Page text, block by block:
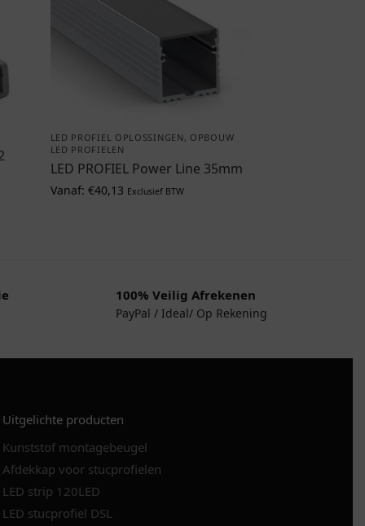
LED PROFIEL OPLOSSINGEN , OPBOUW
LED PROFIELEN
LED PROFIEL Power Line 35mm
Vanaf: €40,13 Exclusief BTW
100% Veilig Afrekenen
PayPal / Ideal/ Op Rekening
Uitgelichte producten
Kunststof montagebeugel
Afdekkap voor stucprofielen
LED strip 120LED
LED stucprofiel DSL